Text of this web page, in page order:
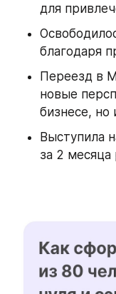
для
благодаря
Переезд в
новые
бизнесе, но
Выступила
за 2 месяца